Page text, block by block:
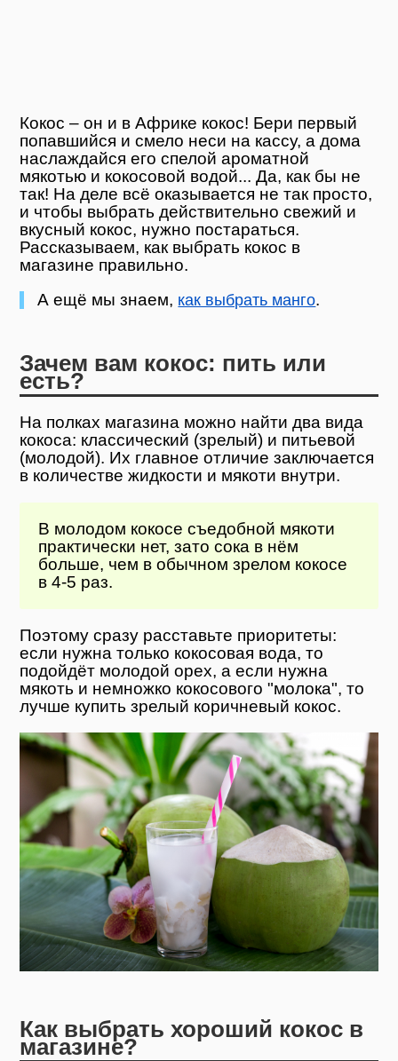
Кокос – он и в Африке кокос! Бери первый
попавшийся и смело неси на кассу, а дома
наслаждайся его спелой ароматной
мякотью и кокосовой водой... Да, как бы не
так! На деле всё оказывается не так просто,
и чтобы выбрать действительно свежий и
вкусный кокос, нужно постараться.
Рассказываем, как выбрать кокос в
магазине правильно.
А ещё мы знаем, как выбрать манго.
Зачем вам кокос: пить или
есть?
На полках магазина можно найти два вида
кокоса: классический (зрелый) и питьевой
(молодой). Их главное отличие заключается
в количестве жидкости и мякоти внутри.
В молодом кокосе съедобной мякоти
практически нет, зато сока в нём
больше, чем в обычном зрелом кокосе
в 4-5 раз.
Поэтому сразу расставьте приоритеты:
если нужна только кокосовая вода, то
подойдёт молодой орех, а если нужна
мякоть и немножко кокосового "молока", то
лучше купить зрелый коричневый кокос.
Как выбрать хороший кокос в
магазине?